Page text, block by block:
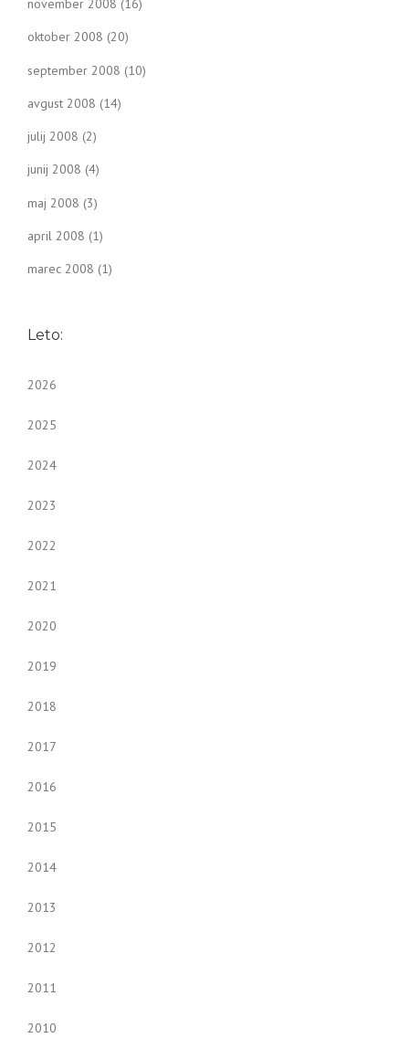
november 2008 (16)
oktober 2008 (20)
september 2008 (10)
avgust 2008 (14)
julij 2008 (2)
junij 2008 (4)
maj 2008 (3)
april 2008 (1)
marec 2008 (1)
Leto:
2026
2025
2024
2023
2022
2021
2020
2019
2018
2017
2016
2015
2014
2013
2012
2011
2010